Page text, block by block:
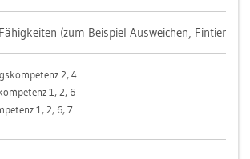
(zum Bei­spiel Aus­wei­chen, Fin­tie­ren)
2, 4
1, 2, 6
1, 2, 6, 7